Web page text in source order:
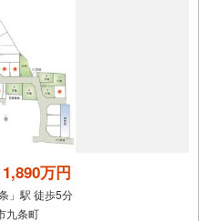
万円
」駅 徒歩5分
九条町